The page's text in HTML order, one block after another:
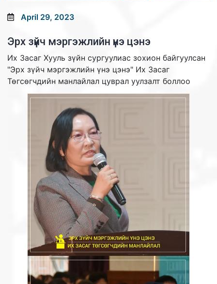
April 29, 2023
Эрх зүйч мэргэжлийн үнэ цэнэ
Их Засаг Хууль зүйн сургуулиас зохион байгуулсан
"Эрх зүйч мэргэжлийн үнэ цэнэ" Их Засаг
Төгсөгчдийн манлайлал цуврал уулзалт боллоо